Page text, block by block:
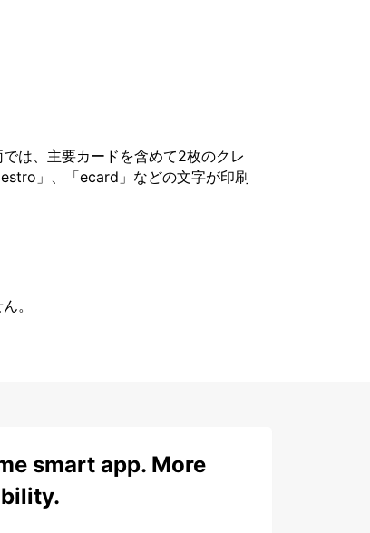
は、主要カードを含めて2枚のクレ
」、「ecard」などの文字が印刷
。
smart app. More